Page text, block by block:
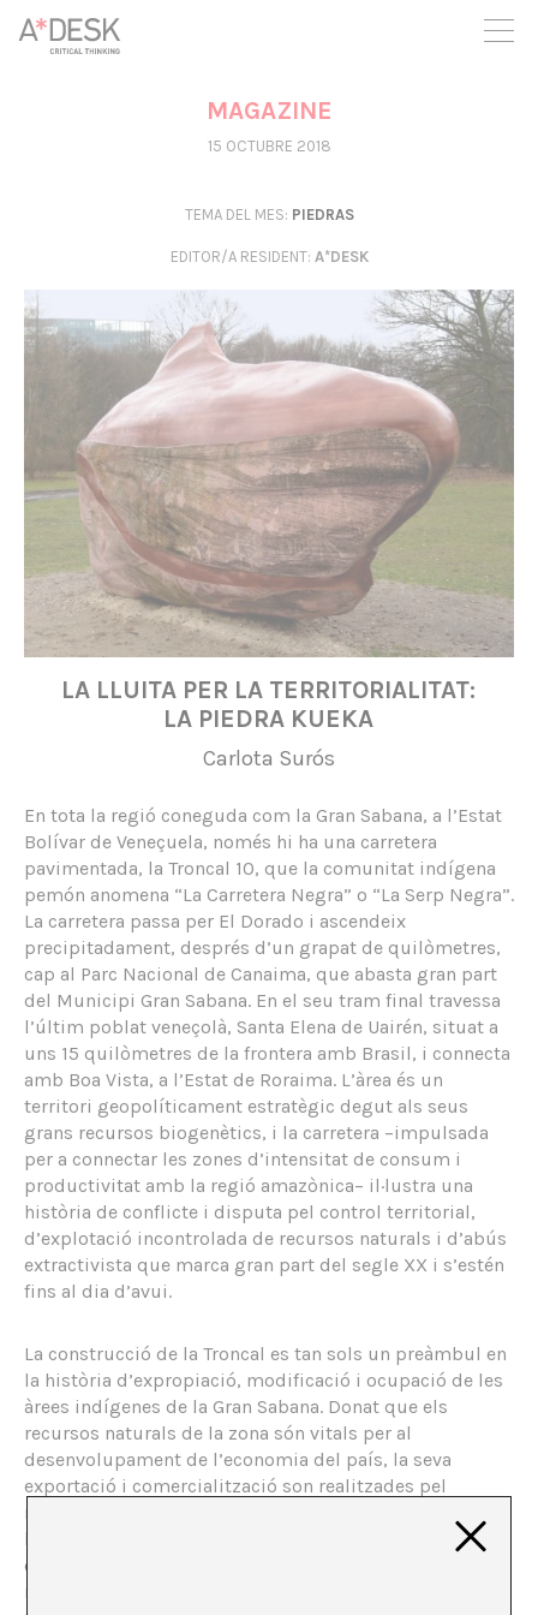
seguim necessitant-te per a poder seguir endavant. Ara pots
participar del projecte i recolzar-lo.
MAGAZINE
15 OCTUBRE 2018
TEMA DEL MES: PIEDRAS
EDITOR/A RESIDENT: A*DESK
LA LLUITA PER LA TERRITORIALITAT:
LA PIEDRA KUEKA
Carlota Surós
En tota la regió coneguda com la Gran Sabana, a l’Estat
Bolívar de Veneçuela, només hi ha una carretera
pavimentada, la Troncal 10, que la comunitat indígena
pemón anomena “La Carretera Negra” o “La Serp Negra”.
La carretera passa per El Dorado i ascendeix
precipitadament, després d’un grapat de quilòmetres,
cap al Parc Nacional de Canaima, que abasta gran part
del Municipi Gran Sabana. En el seu tram final travessa
l’últim poblat veneçolà, Santa Elena de Uairén, situat a
uns 15 quilòmetres de la frontera amb Brasil, i connecta
amb Boa Vista, a l’Estat de Roraima. L’àrea és un
territori geopolíticament estratègic degut als seus
grans recursos biogenètics, i la carretera –impulsada
per a connectar les zones d’intensitat de consum i
productivitat amb la regió amazònica– il·lustra una
història de conflicte i disputa pel control territorial,
d’explotació incontrolada de recursos naturals i d’abús
extractivista que marca gran part del segle XX i s’estén
fins al dia d’avui.
La construcció de la Troncal es tan sols un preàmbul en
la història d’expropiació, modificació i ocupació de les
àrees indígenes de la Gran Sabana. Donat que els
recursos naturals de la zona són vitals per al
desenvolupament de l’economia del país, la seva
exportació i comercialització son realitzades pel
mateix
habitants. Malgrat que les organitzacions dels pobles
originaris han reconegut certs avenços legislatius en
matèria de drets indígenes, els pobles originaris de la